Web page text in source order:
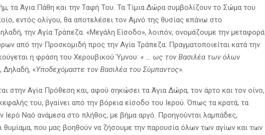
τα Άγια Πάθη και την Ταφή Του. Τα Τίμια Δώρα συμβολίζουν το Σώμα του
εντός ολίγου, θα αποτελέσει τον Αμνό της θυσίας επάνω στο
την Αγία Τράπεζα. «Μεγάλη Είσοδο», λοιπόν, ονομάζουμε την μεταφορά
από την Προσκομιδή προς την Αγία Τράπεζα. Πραγματοποιείται κατά την
η φράση του Χερουβικού Ύμνου: « … ως τον Βασιλέα των όλων
Δηλαδή, «Υποδεχόμαστε τον Βασιλέα του Σύμπαντος».
στην Αγία Πρόθεση και, αφού σηκώσει τα Άγια Δώρα, τον άρτο και τον οίνο,
του, βγαίνει από την βόρεια είσοδο του Ιερού. Όπως τα κρατά, τα
Ιερό Ναό ανάμεσα στο πλήθος, με βήμα αργό. Προηγούνται λαμπάδες,
θυμίαμα, που μας βοηθούν να ζήσουμε την παρουσία όλων των αγίων και των